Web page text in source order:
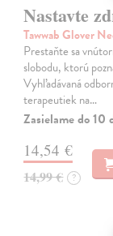
Nastavte
Tawwab Glover
Prestaňte sa
slobodu, ktorú
Vyhľadávaná
terapeutiek na…
Zasielame do 10
14,54 €
14,99 € ?